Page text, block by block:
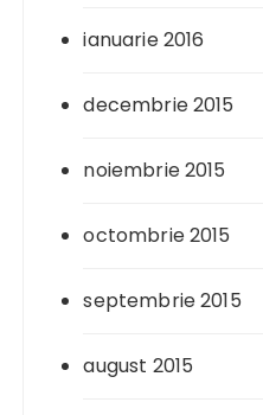
ianuarie 2016
decembrie 2015
noiembrie 2015
octombrie 2015
septembrie 2015
august 2015